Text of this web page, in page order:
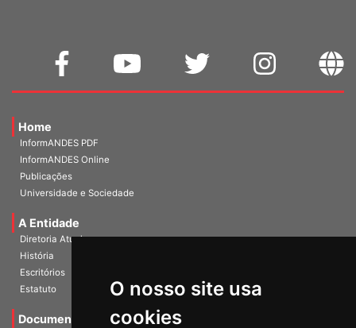
O nosso site usa
cookies
Home
InformANDES PDF
InformANDES Online
Publicações
Universidade e Sociedade
A Entidade
Diretoria Atual
História
Escritórios
Estatuto
Documentos